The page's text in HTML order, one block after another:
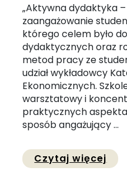
„Aktywna dydaktyka
zaangażowanie
którego celem było
dydaktycznych oraz
metod pracy ze
udział wykładowcy
Ekonomicznych.
warsztatowy i
praktycznych
sposób angażujący ...
Czytaj więcej